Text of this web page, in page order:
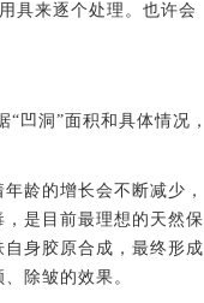
具来逐个处理。也许会
洞”面积和具体情况，
龄的增长会不断减少，
是目前最理想的天然保
身胶原合成，最终形成
除皱的效果。